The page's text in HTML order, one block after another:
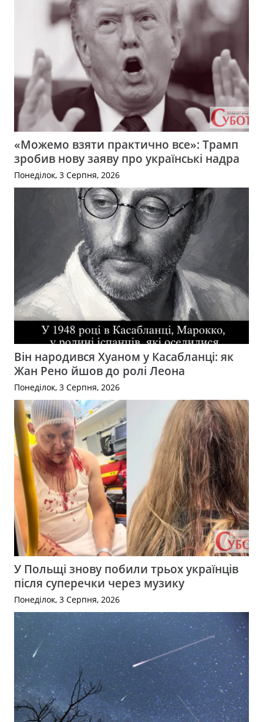
«Можемо взяти практично все»: Трамп
зробив нову заяву про українські надра
Понеділок, 3 Серпня, 2026
Він народився Хуаном у Касабланці: як
Жан Рено йшов до ролі Леона
Понеділок, 3 Серпня, 2026
У Польщі знову побили трьох українців
після суперечки через музику
Понеділок, 3 Серпня, 2026